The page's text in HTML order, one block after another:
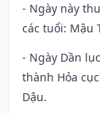
- Ngày này
các tuổi: Mậu
- Ngày Dần
thành Hỏa
Dậu.